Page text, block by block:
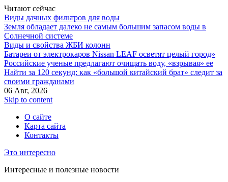
Читают сейчас
Виды дачных фильтров для воды
Земля обладает далеко не самым большим запасом воды в
Солнечной системе
Виды и свойства ЖБИ колонн
Батареи от электрокаров Nissan LEAF осветят целый город»
Российские ученые предлагают очищать воду, «взрывая» ее
Найти за 120 секунд: как «большой китайский брат» следит за
своими гражданами
06 Авг, 2026
Skip to content
О сайте
Карта сайта
Контакты
Это интересно
Интересные и полезные новости